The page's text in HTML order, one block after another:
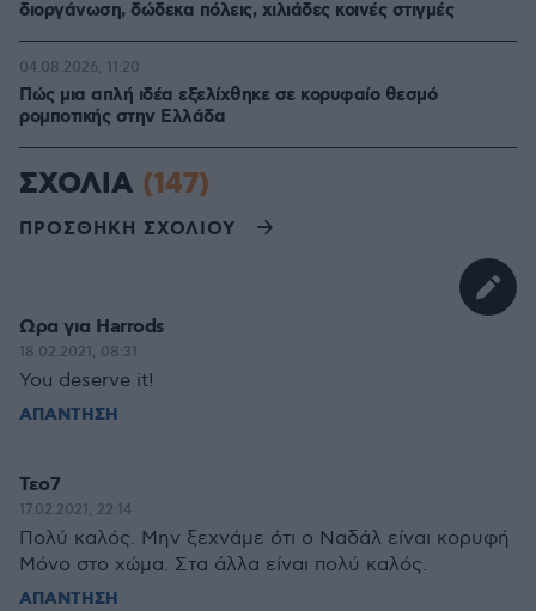
διοργάνωση, δώδεκα πόλεις, χιλιάδες κοινές στιγμές
Πώς μια απλή ιδέα εξελίχθηκε σε κορυφαίο θεσμό
ρομποτικής στην Ελλάδα
04.08.2026, 11:20
ΣΧΟΛΙΑ (147)
ΠΡΟΣΘΗΚΗ ΣΧΟΛΙΟΥ
Ωρα για Harrods
18.02.2021, 08:31
You deserve it!
ΑΠΑΝΤΗΣΗ
Τεο7
17.02.2021, 22:14
Πολύ καλός. Μην ξεχνάμε ότι ο Ναδάλ είναι κορυφή
Μόνο στο χώμα. Στα άλλα είναι πολύ καλός.
ΑΠΑΝΤΗΣΗ